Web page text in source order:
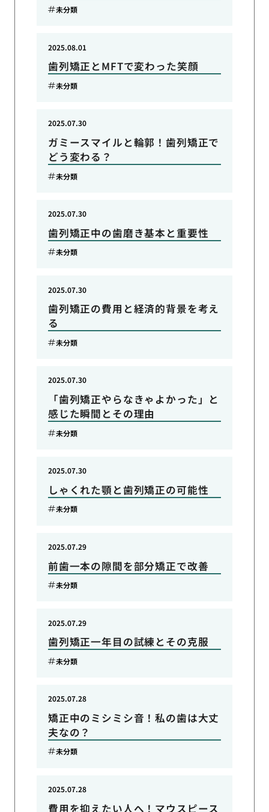
未分類
歯列矯正とMFTで変わった笑顔
2025.08.01
未分類
ガミースマイルと輪郭！歯列矯正で
どう変わる？
2025.07.30
未分類
歯列矯正中の歯磨き基本と重要性
2025.07.30
未分類
歯列矯正の費用と経済的背景を考え
る
2025.07.30
未分類
「歯列矯正やらなきゃよかった」と
感じた瞬間とその理由
2025.07.30
未分類
しゃくれた顎と歯列矯正の可能性
2025.07.30
未分類
前歯一本の隙間を部分矯正で改善
2025.07.29
未分類
歯列矯正一年目の試練とその克服
2025.07.29
未分類
矯正中のミシミシ音！私の歯は大丈
夫なの？
2025.07.28
未分類
費用を抑えたい人へ！マウスピース
2025.07.28